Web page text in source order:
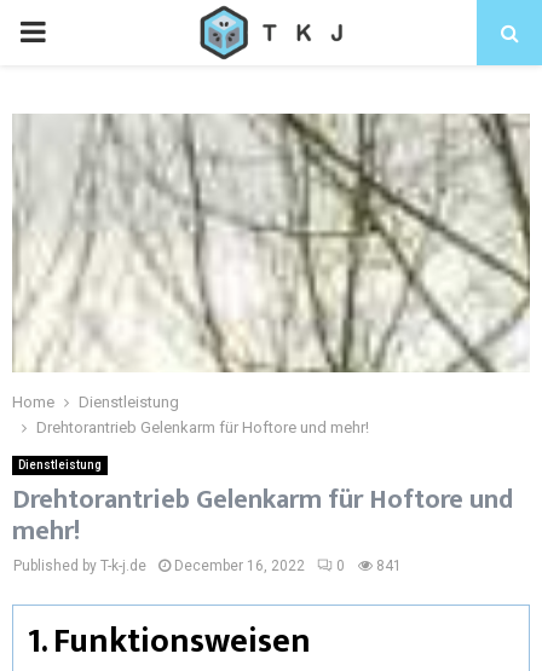
Home
Dienstleistung
Drehtorantrieb Gelenkarm für Hoftore und mehr!
Dienstleistung
Drehtorantrieb Gelenkarm für Hoftore und
mehr!
Published by T-k-j.de December 16, 2022 0 841
1. Funktionsweisen